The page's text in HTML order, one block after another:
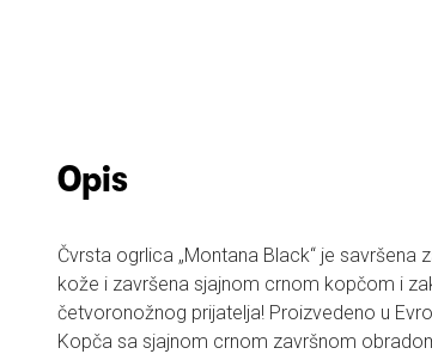
Opis
Čvrsta ogrlica „Montana Black“ je
kože i završena sjajnom crnom kopčom i
četvoronožnog prijatelja! Proizvedeno u
Kopča sa sjajnom crnom završnom